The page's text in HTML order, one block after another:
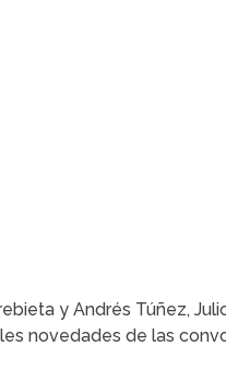
y Andrés Túñez,
novedades de las